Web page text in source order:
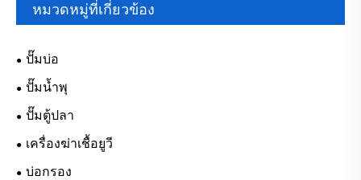
หมวดหมู่ที่เกี่ยวข้อง
ปั๊มบ่อ
ปั๊มน้ำพุ
ปั๊มตู้ปลา
เครื่องฆ่าเชื้อยูวี
บ่อกรอง